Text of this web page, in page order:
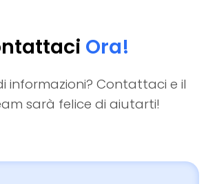
Ora!
informazioni? Contattaci e il
sarà felice di aiutarti!